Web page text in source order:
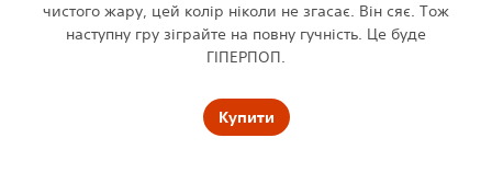
чистого жару, цей колір ніколи не згасає. Він сяє. Тож
наступну гру зіграйте на повну гучність. Це буде
ГІПЕРПОП.
Купити